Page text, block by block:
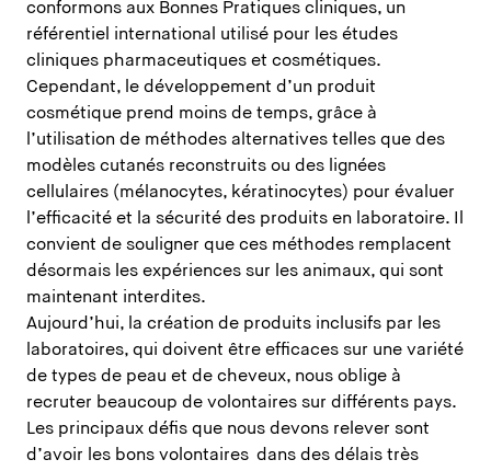
conformons aux Bonnes Pratiques cliniques, un
référentiel international utilisé pour les études
cliniques pharmaceutiques et cosmétiques.
Cependant, le développement d’un produit
cosmétique prend moins de temps, grâce à
l’utilisation de méthodes alternatives telles que des
modèles cutanés reconstruits ou des lignées
cellulaires (mélanocytes, kératinocytes) pour évaluer
l’efficacité et la sécurité des produits en laboratoire. Il
convient de souligner que ces méthodes remplacent
désormais les expériences sur les animaux, qui sont
maintenant interdites.
Aujourd’hui, la création de produits inclusifs par les
laboratoires, qui doivent être efficaces sur une variété
de types de peau et de cheveux, nous oblige à
recruter beaucoup de volontaires sur différents pays.
Les principaux défis que nous devons relever sont
d’avoir les bons volontaires dans des délais très